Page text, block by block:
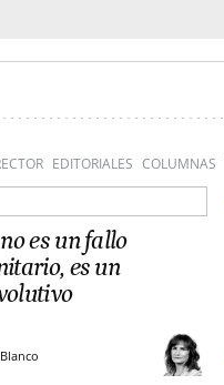
EDITORIALES COLUMNAS
es un fallo
es un